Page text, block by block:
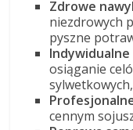
Zdrowe
niezdrowych
pyszne
osiąganie
sylwetkowych,
cennym